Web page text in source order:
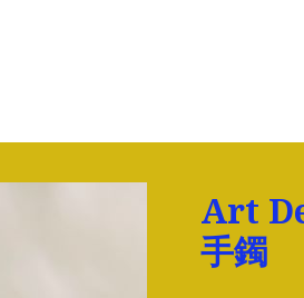
Art
手鐲